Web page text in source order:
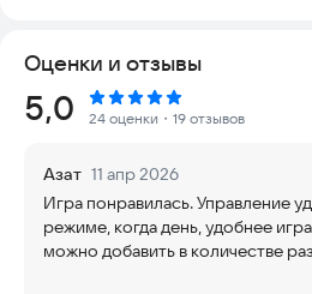
баллончики с краской.
Соревнуйся с друзьями на
лабиринта оффлайн.
✔ 2 эпизода по 10 уровней в каждом;
✔ возможность рисования на
✔ 3D-звук (рекомендуется играть
Оценки и отзывы
Рейтинг:
5,0 24 оценки ・19 отзывов
Азат 11 апр 2026
Игра понравилась. Управление
режиме, когда день, удобнее
можно добавить в количестве